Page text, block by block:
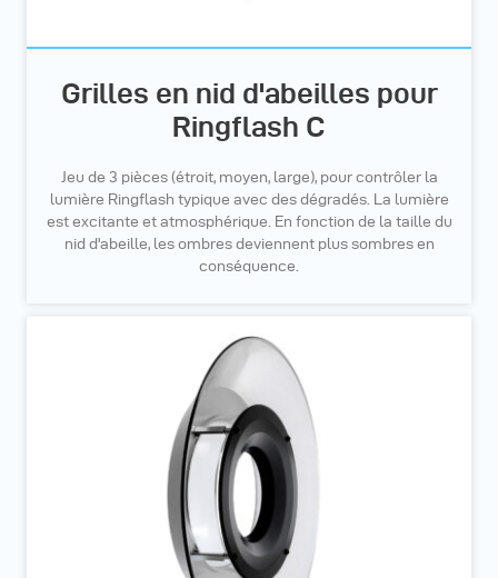
Grilles en nid d'abeilles pour
Ringflash C
Jeu de 3 pièces (étroit, moyen, large), pour contrôler la
lumière Ringflash typique avec des dégradés. La lumière
est excitante et atmosphérique. En fonction de la taille du
nid d'abeille, les ombres deviennent plus sombres en
conséquence.